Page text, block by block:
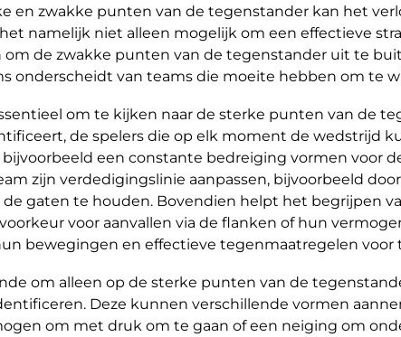
en zwakke punten van de tegenstander kan het
namelijk niet alleen mogelijk om een effectieve
om de zwakke punten van de tegenstander uit te
onderscheidt van teams die moeite hebben om te
om te kijken naar de sterke punten van de
de spelers die op elk moment de wedstrijd
een constante bedreiging vormen voor
zijn verdedigingslinie aanpassen, bijvoorbeeld
gaten te houden. Bovendien helpt het begrijpen
voor aanvallen via de flanken of hun
bewegingen en effectieve tegenmaatregelen voor
om alleen op de sterke punten van de
Deze kunnen verschillende vormen
om met druk om te gaan of een neiging om